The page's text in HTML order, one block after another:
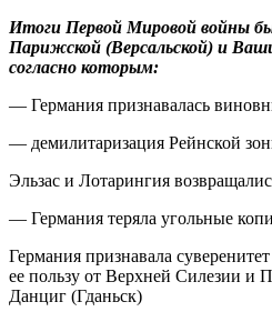
Итоги Первой Мировой войны
Парижской (Версальской) и
согласно которым:
— Германия признавалась
— демилитаризация Рейнской
Эльзас и Лотарингия
— Германия теряла угольные
Германия признавала
ее пользу от Верхней Силезии и
Данциг (Гданьск)